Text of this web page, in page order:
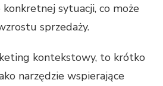
sytuacji, co może
sprzedaży.
kontekstowy, to krótko
narzędzie wspierające